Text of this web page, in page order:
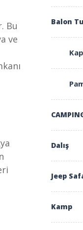
Bu
ve
Balon
Dalış
Jeep
Kamp